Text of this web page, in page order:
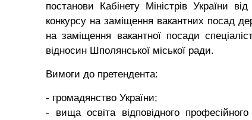
постанови Кабінету Міністрів України
конкурсу на заміщення вакантних посад
на заміщення вакантної посади
відносин Шполянської міської ради.
Вимоги до претендента:
- громадянство України;
- вища освіта відповідного